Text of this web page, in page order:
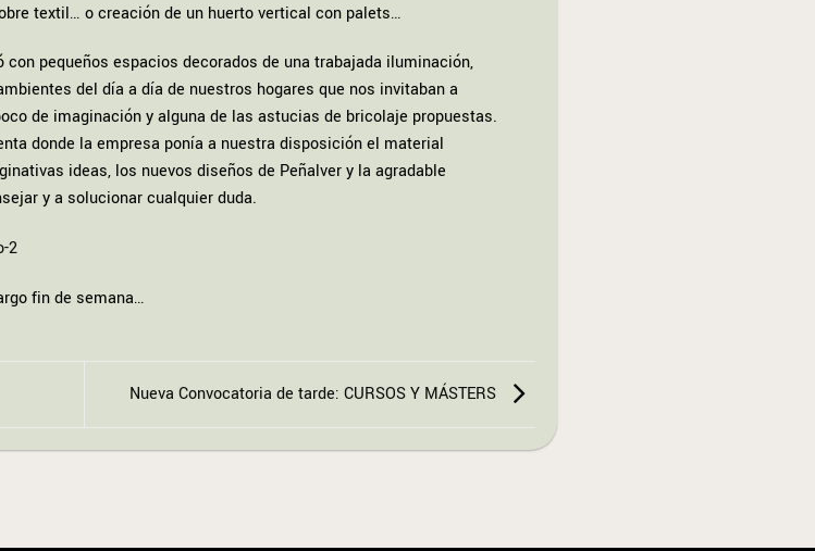
textil… o creación de un huerto vertical con palets…
pequeños espacios decorados de una trabajada iluminación,
del día a día de nuestros hogares que nos invitaban a
de imaginación y alguna de las astucias de bricolaje propuestas.
donde la empresa ponía a nuestra disposición el material
ideas, los nuevos diseños de Peñalver y la agradable
y a solucionar cualquier duda.
fin de semana…
Nueva Convocatoria de tarde: CURSOS Y MÁSTERS